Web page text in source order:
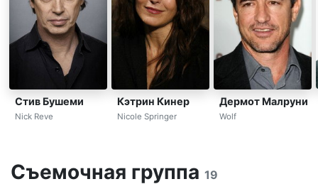
Стив Бушеми
Nick Reve
Кэтрин Кинер
Nicole Springer
Дермот Малруни
Wolf
Съемочная группа 19